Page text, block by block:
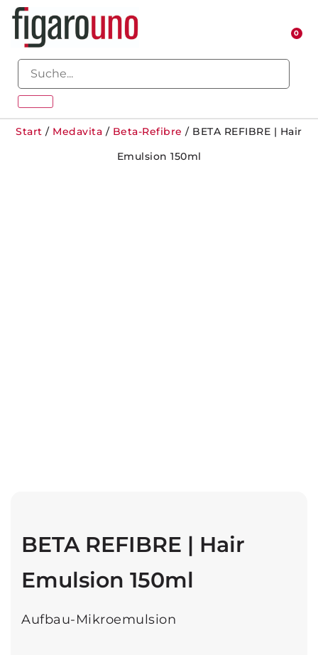
0
Start / Medavita / Beta-Refibre / BETA REFIBRE | Hair
Emulsion 150ml
BETA REFIBRE | Hair
Emulsion 150ml
Aufbau-Mikroemulsion